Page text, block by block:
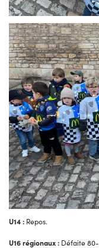
U14 : Repos.
U16 régionaux : Défaite